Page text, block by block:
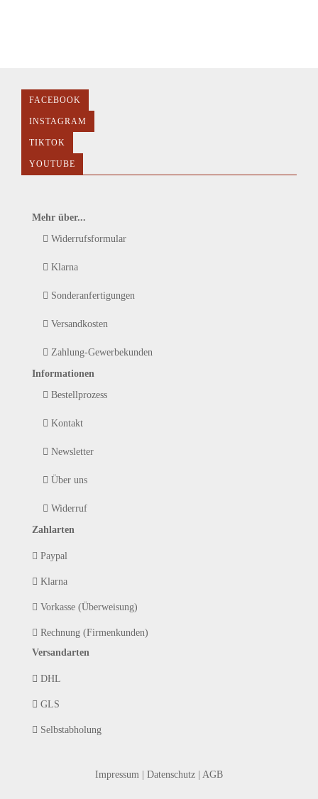
FACEBOOK
INSTAGRAM
TIKTOK
YOUTUBE
Mehr über...
Widerrufsformular
Klarna
Sonderanfertigungen
Versandkosten
Zahlung-Gewerbekunden
Informationen
Bestellprozess
Kontakt
Newsletter
Über uns
Widerruf
Zahlarten
Paypal
Klarna
Vorkasse (Überweisung)
Rechnung (Firmenkunden)
Versandarten
DHL
GLS
Selbstabholung
Impressum | Datenschutz | AGB